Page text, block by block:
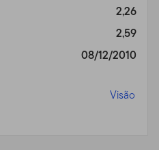
2,26
2,59
08/12/2010
Visão
Site, ou seu uso deste
usar o Site, você aceita
ou monitoramento para
ou para avaliar o Site, a
com os Termos de Uso
concorda que nossas
não lhe concederá direito